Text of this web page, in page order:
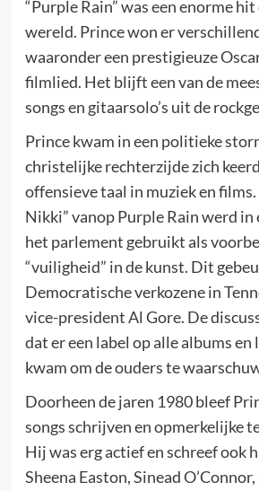
“Purple Rain” was een enorme
wereld. Prince won er
waaronder een prestigieuze
filmlied. Het blijft een van de
songs en gitaarsolo’s uit de
Prince kwam in een politieke
christelijke rechterzijde zich
offensieve taal in muziek en
Nikki” vanop Purple Rain werd in
het parlement gebruikt als
“vuiligheid” in de kunst. Dit
Democratische verkozene in
vice-president Al Gore. De
dat er een label op alle albums en
kwam om de ouders te
Doorheen de jaren 1980 bleef
songs schrijven en opmerkelijke
Hij was erg actief en schreef ook
Sheena Easton, Sinead